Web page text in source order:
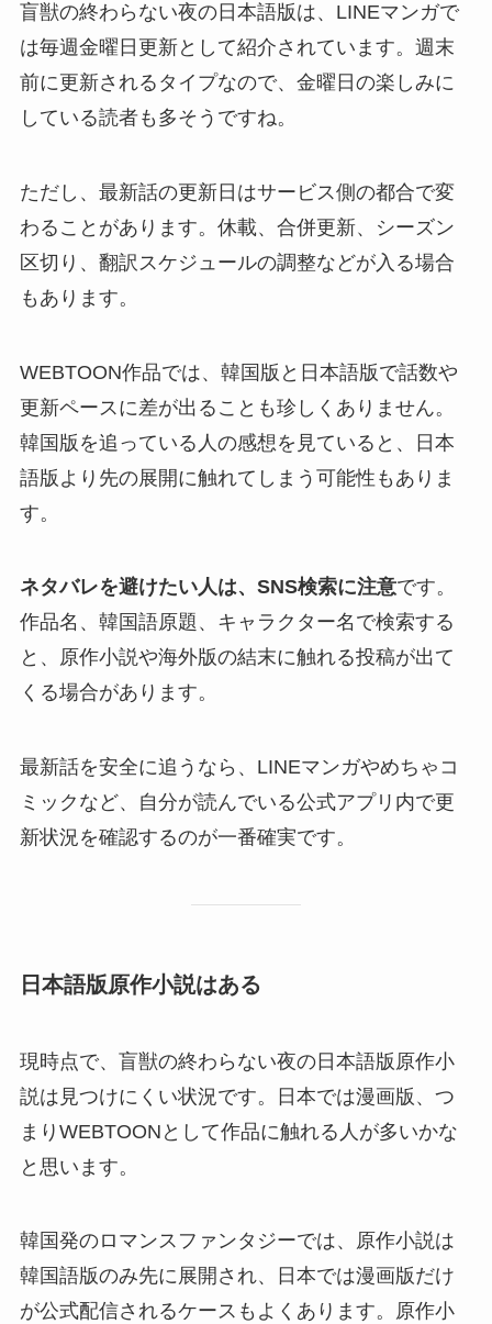
盲獣の終わらない夜の日本語版は、LINEマンガで
は毎週金曜日更新として紹介されています。週末
前に更新されるタイプなので、金曜日の楽しみに
している読者も多そうですね。
ただし、最新話の更新日はサービス側の都合で変
わることがあります。休載、合併更新、シーズン
区切り、翻訳スケジュールの調整などが入る場合
もあります。
WEBTOON作品では、韓国版と日本語版で話数や
更新ペースに差が出ることも珍しくありません。
韓国版を追っている人の感想を見ていると、日本
語版より先の展開に触れてしまう可能性もありま
す。
ネタバレを避けたい人は、SNS検索に注意です。
作品名、韓国語原題、キャラクター名で検索する
と、原作小説や海外版の結末に触れる投稿が出て
くる場合があります。
最新話を安全に追うなら、LINEマンガやめちゃコ
ミックなど、自分が読んでいる公式アプリ内で更
新状況を確認するのが一番確実です。
日本語版原作小説はある
現時点で、盲獣の終わらない夜の日本語版原作小
説は見つけにくい状況です。日本では漫画版、つ
まりWEBTOONとして作品に触れる人が多いかな
と思います。
韓国発のロマンスファンタジーでは、原作小説は
韓国語版のみ先に展開され、日本では漫画版だけ
が公式配信されるケースもよくあります。原作小